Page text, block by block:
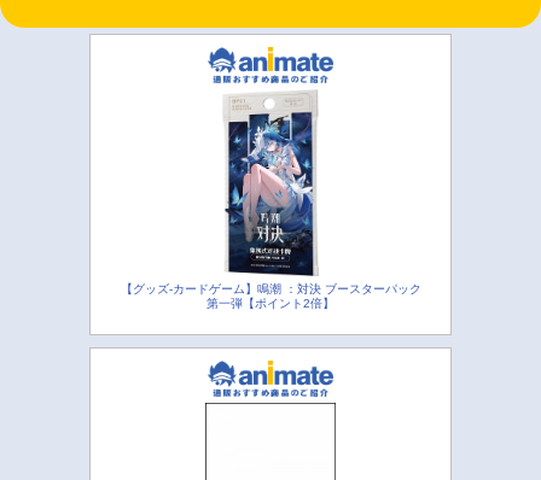
【グッズ-カードゲーム】鳴潮 ：対決 ブースターパック
第一弾【ポイント2倍】